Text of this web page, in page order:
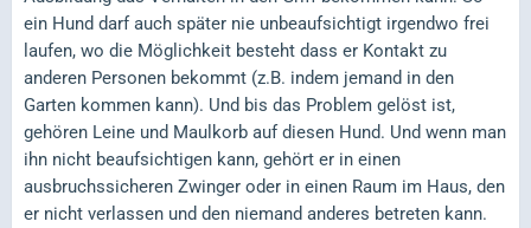
ein Hund darf auch später nie unbeaufsichtigt irgendwo frei
laufen, wo die Möglichkeit besteht dass er Kontakt zu
anderen Personen bekommt (z.B. indem jemand in den
Garten kommen kann). Und bis das Problem gelöst ist,
gehören Leine und Maulkorb auf diesen Hund. Und wenn man
ihn nicht beaufsichtigen kann, gehört er in einen
ausbruchssicheren Zwinger oder in einen Raum im Haus, den
er nicht verlassen und den niemand anderes betreten kann.